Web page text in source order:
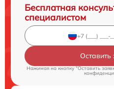
Бесплатная
специалистом
Оставить
Нажимая на кнопку "Оставить